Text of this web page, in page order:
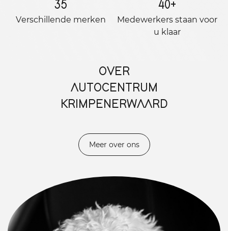
35
Verschillende merken
40+
Medewerkers staan ​​voor
u klaar
OVER
AUTOCENTRUM
KRIMPENERWAARD
Meer over ons